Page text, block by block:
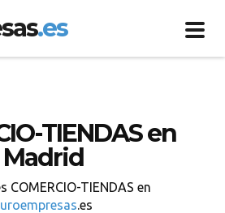
.es
TIENDAS en
Madrid
COMERCIO-TIENDAS en
.es